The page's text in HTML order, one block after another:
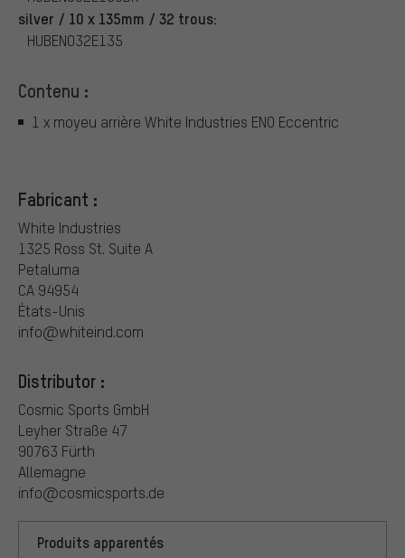
silver / 10 x 135mm / 32 trous:
HUBENO32E135
Contenu :
1 x moyeu arrière White Industries ENO Eccentric
Fabricant :
White Industries
1325 Ross St. Suite A
Petaluma
CA 94954
États-Unis
info@whiteind.com
Distributor :
Cosmic Sports GmbH
Leyher Straße 47
90763 Fürth
Allemagne
info@cosmicsports.de
Produits apparentés